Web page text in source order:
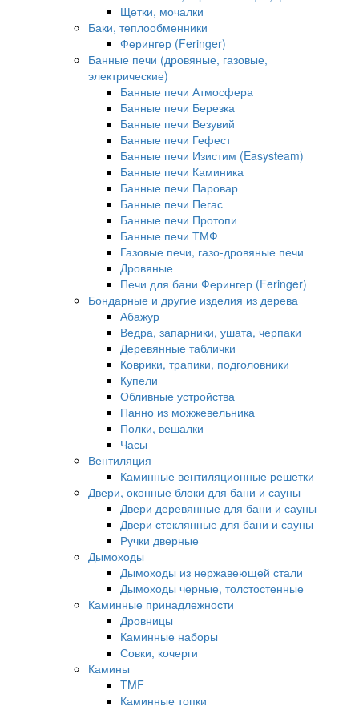
Щетки, мочалки
Баки, теплообменники
Ферингер (Feringer)
Банные печи (дровяные, газовые,
электрические)
Банные печи Атмосфера
Банные печи Березка
Банные печи Везувий
Банные печи Гефест
Банные печи Изистим (Easysteam)
Банные печи Каминика
Банные печи Паровар
Банные печи Пегас
Банные печи Протопи
Банные печи ТМФ
Газовые печи, газо-дровяные печи
Дровяные
Печи для бани Ферингер (Feringer)
Бондарные и другие изделия из дерева
Абажур
Ведра, запарники, ушата, черпаки
Деревянные таблички
Коврики, трапики, подголовники
Купели
Обливные устройства
Панно из можжевельника
Полки, вешалки
Часы
Вентиляция
Каминные вентиляционные решетки
Двери, оконные блоки для бани и сауны
Двери деревянные для бани и сауны
Двери стеклянные для бани и сауны
Ручки дверные
Дымоходы
Дымоходы из нержавеющей стали
Дымоходы черные, толстостенные
Каминные принадлежности
Дровницы
Каминные наборы
Совки, кочерги
Камины
TMF
Каминные топки